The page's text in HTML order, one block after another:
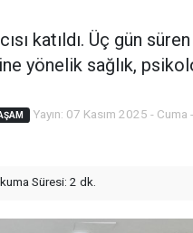
katıldı. Üç gün
yönelik sağlık,
Yayın: 07 Kasım 2025 -
Süresi: 2 dk.